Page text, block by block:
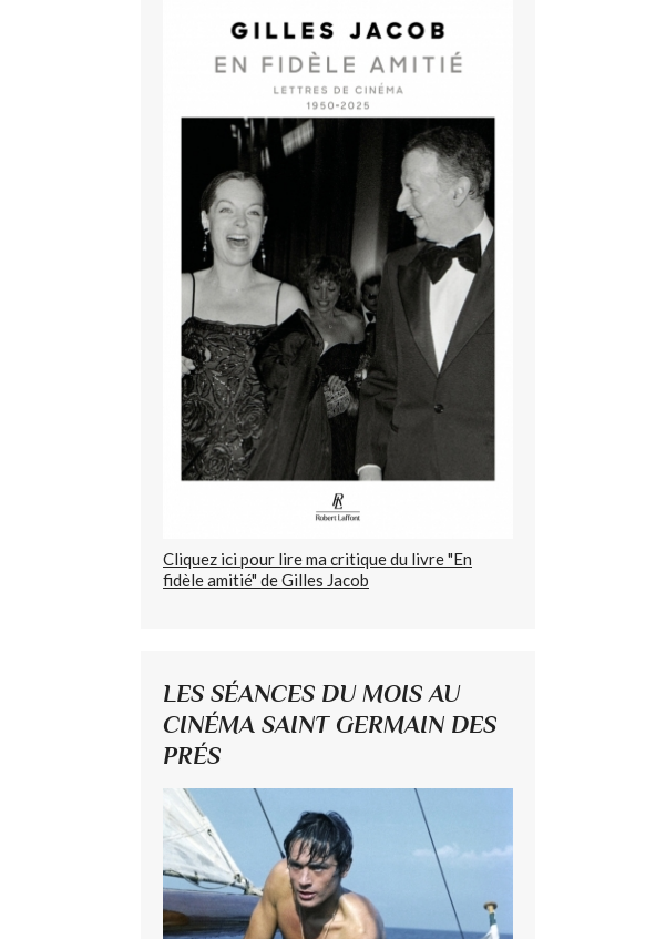
Cliquez ici pour lire ma critique du livre "En
fidèle amitié" de Gilles Jacob
LES SÉANCES DU MOIS AU
CINÉMA SAINT GERMAIN DES
PRÉS